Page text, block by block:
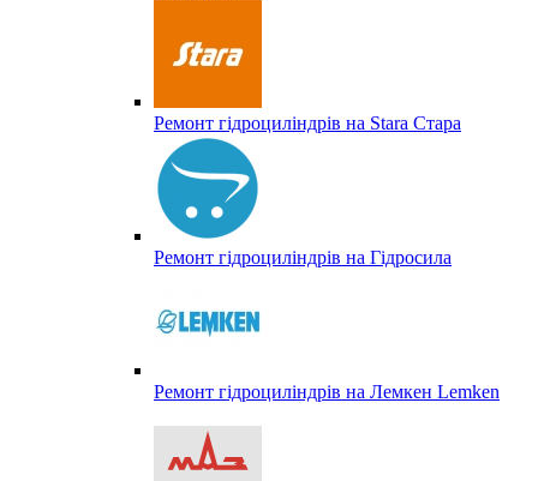
Ремонт гідроциліндрів на Stara Стара
Ремонт гідроциліндрів на Гідросила
Ремонт гідроциліндрів на Лемкен Lemken